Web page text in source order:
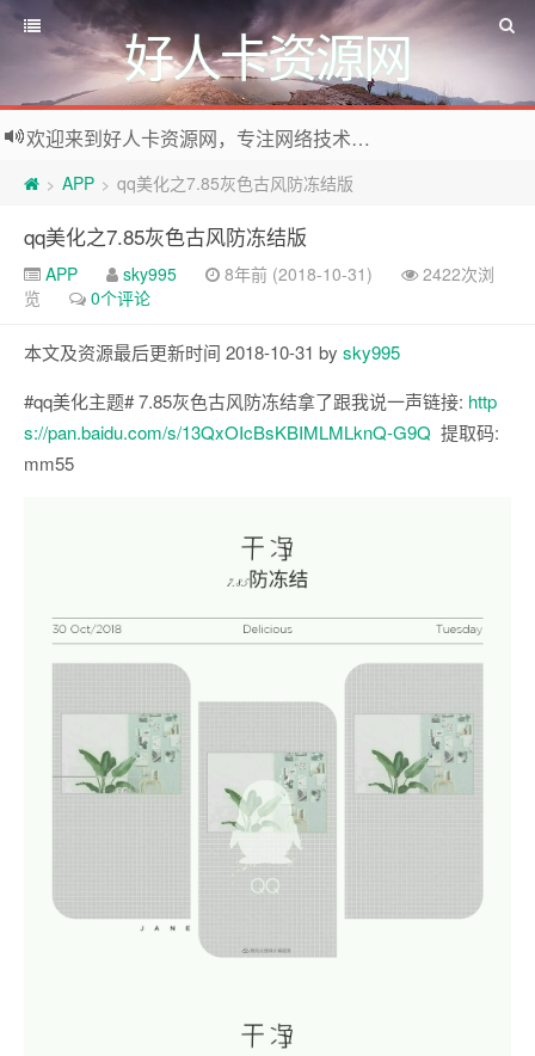
好人卡资源网
欢迎来到好人卡资源网，专注网络技术资源收集，我们不仅是网络资源的搬运工，也生产原创资源。寻找资源请留言或关注公众号:烈日下的男人
> APP > qq美化之7.85灰色古风防冻结版
qq美化之7.85灰色古风防冻结版
APP sky995 8年前 (2018-10-31)
2422次浏
览
0个评论
本文及资源最后更新时间 2018-10-31 by sky995
#qq美化主题# 7.85灰色古风防冻结拿了跟我说一声链接: http
s://pan.baidu.com/s/13QxOIcBsKBIMLMLknQ-G9Q 提取码:
mm55